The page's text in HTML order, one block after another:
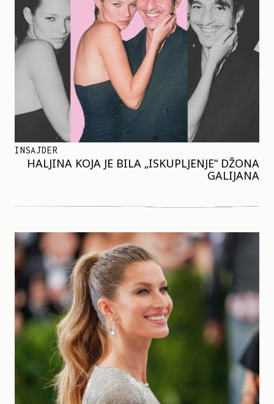
INSAJDER
HALJINA KOJA JE BILA „ISKUPLJENJE“ DŽONA
GALIJANA